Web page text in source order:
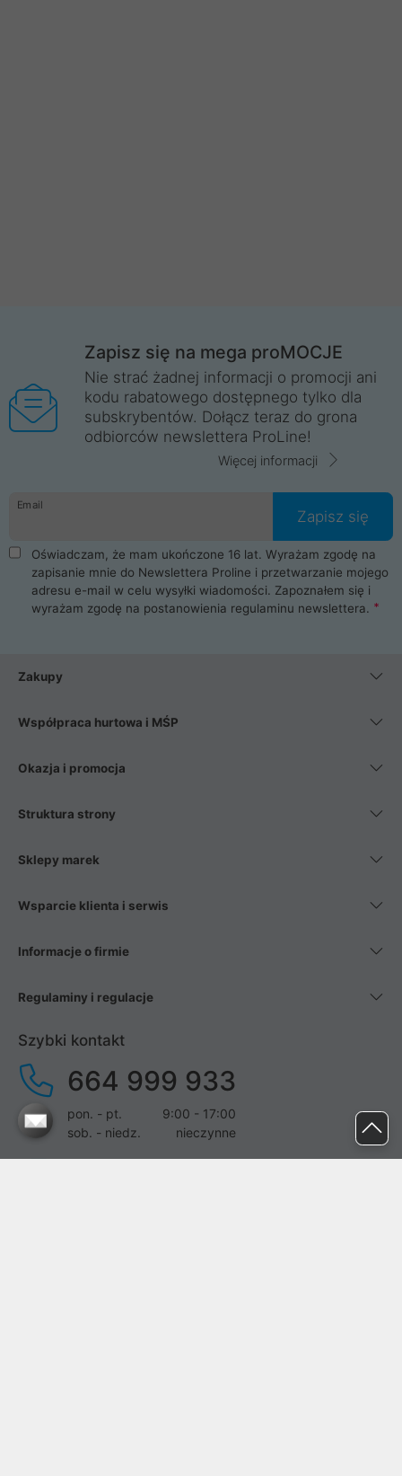
Zapisz się na mega proMOCJE
Nie strać żadnej informacji o promocji ani
kodu rabatowego dostępnego tylko dla
subskrybentów. Dołącz teraz do grona
odbiorców newslettera ProLine!
Więcej informacji
Email
Zapisz się
Oświadczam, że mam ukończone 16 lat. Wyrażam zgodę na
zapisanie mnie do Newslettera Proline i przetwarzanie mojego
adresu e-mail w celu wysyłki wiadomości. Zapoznałem się i
wyrażam zgodę na postanowienia regulaminu newslettera.
Zakupy
Współpraca hurtowa i MŚP
Okazja i promocja
Struktura strony
Sklepy marek
Wsparcie klienta i serwis
Informacje o firmie
Regulaminy i regulacje
Szybki kontakt
664 999 933
pon. - pt.
9:00 - 17:00
sob. - niedz.
nieczynne